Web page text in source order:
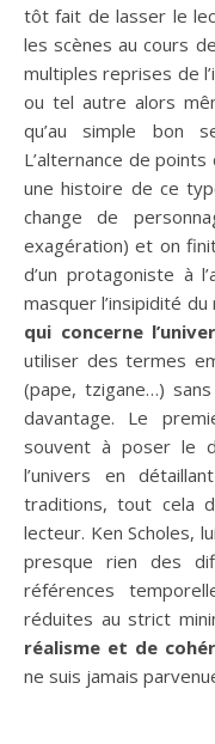
tôt fait de lasser le
les scènes au cours
multiples reprises de
ou tel autre alors
qu’au simple bon
L’alternance de
une histoire de ce
change de
exagération) et on
d’un protagoniste à
masquer l’insipidité du
qui concerne
utiliser des termes
(pape, tzigane…)
davantage. Le
souvent à poser le
l’univers en
traditions, tout cela
lecteur. Ken Scholes,
presque rien des
références
réduites au strict
réalisme et de
ne suis jamais